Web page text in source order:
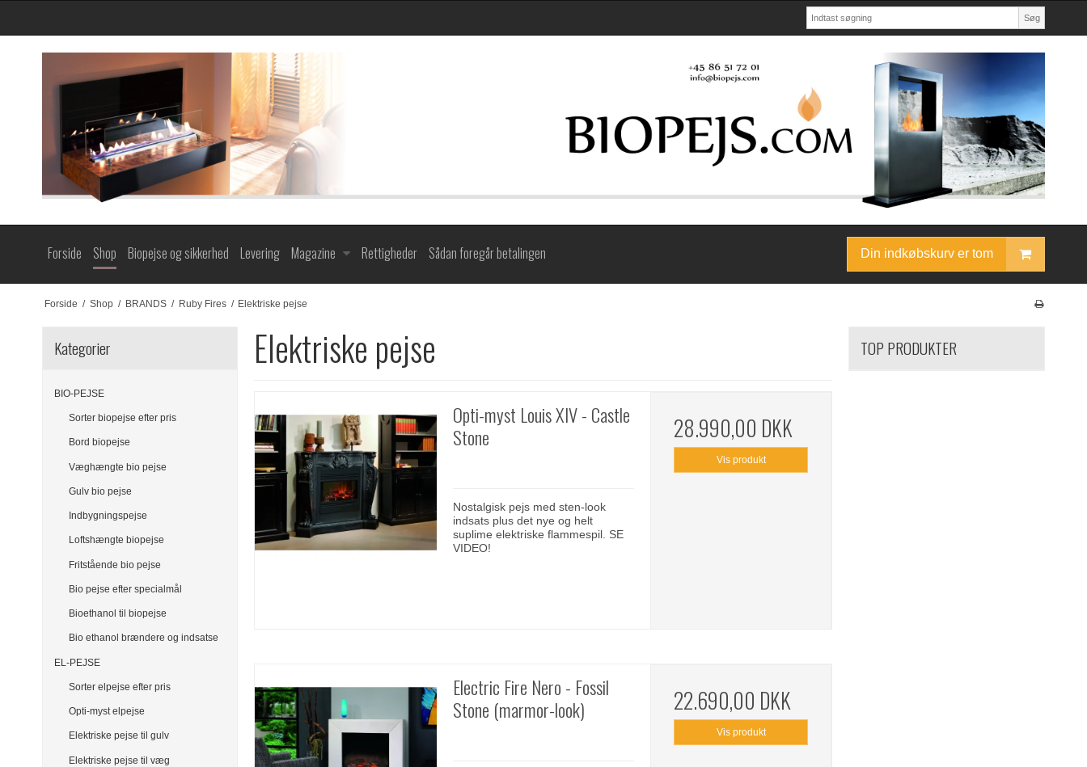
Søg
Forside Shop Biopejse og sikkerhed Levering Magazine Rettigheder Sådan foregår betalingen Din indkøbskurv er tom
Forside / Shop / BRANDS / Ruby Fires / Elektriske pejse
Kategorier
BIO-PEJSE
Sorter biopejse efter pris
Bord biopejse
Væghængte bio pejse
Gulv bio pejse
Indbygningspejse
Loftshængte biopejse
Fritstående bio pejse
Bio pejse efter specialmål
Bioethanol til biopejse
Bio ethanol brændere og indsatse
EL-PEJSE
Sorter elpejse efter pris
Opti-myst elpejse
Elektriske pejse til gulv
Elektriske pejse til væg
Elektriske pejse
Opti-myst Louis XIV - Castle
Stone
Nostalgisk pejs med sten-look
indsats plus det nye og helt
suplime elektriske flammespil. SE
VIDEO!
28.990,00 DKK
Vis produkt
Electric Fire Nero - Fossil
Stone (marmor-look)
22.690,00 DKK
Vis produkt
TOP PRODUKTER